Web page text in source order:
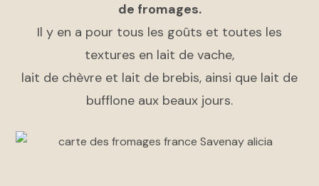
de fromages.
Il y en a pour tous les goûts et toutes les
textures en lait de vache,
lait de chèvre et lait de brebis, ainsi que lait de
bufflone aux beaux jours.